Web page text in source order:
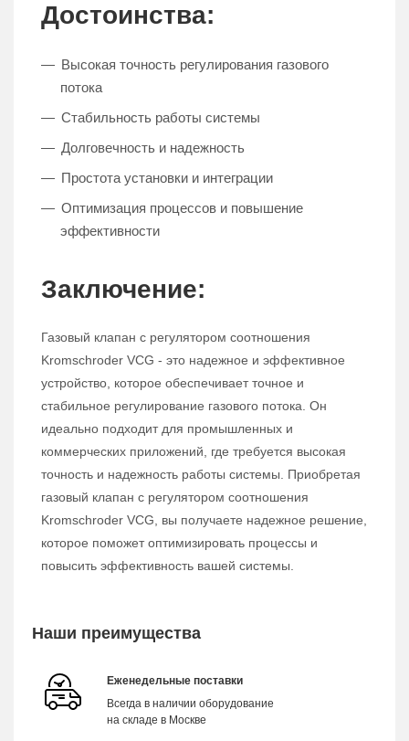
Достоинства:
Высокая точность регулирования газового
потока
Стабильность работы системы
Долговечность и надежность
Простота установки и интеграции
Оптимизация процессов и повышение
эффективности
Заключение:
Газовый клапан с регулятором соотношения
Kromschroder VCG - это надежное и эффективное
устройство, которое обеспечивает точное и
стабильное регулирование газового потока. Он
идеально подходит для промышленных и
коммерческих приложений, где требуется высокая
точность и надежность работы системы. Приобретая
газовый клапан с регулятором соотношения
Kromschroder VCG, вы получаете надежное решение,
которое поможет оптимизировать процессы и
повысить эффективность вашей системы.
Наши преимущества
Еженедельные поставки
Всегда в наличии оборудование
на складе в Москве